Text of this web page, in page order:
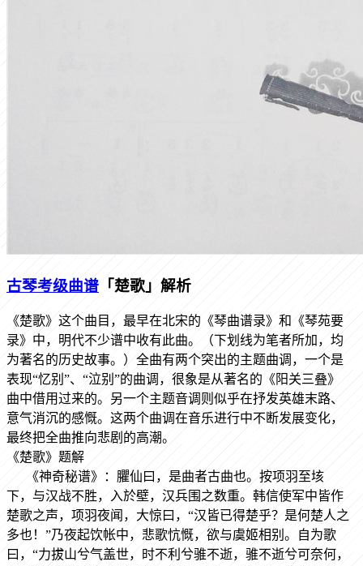
古琴考级曲谱 「楚歌」解析
《楚歌》这个曲目，最早在北宋的《琴曲谱录》和《琴苑要
录》中，明代不少谱中收有此曲。（下划线为笔者所加，均
为著名的历史故事。）全曲有两个突出的主题曲调，一个是
表现“忆别”、“泣别”的曲调，很象是从著名的《阳关三叠》
曲中借用过来的。另一个主题音调则似乎在抒发英雄末路、
意气消沉的感慨。这两个曲调在音乐进行中不断发展变化，
最终把全曲推向悲剧的高潮。
《楚歌》题解
《神奇秘谱》：臞仙曰，是曲者古曲也。按项羽至垓
下，与汉战不胜，入於壁，汉兵围之数重。韩信使军中皆作
楚歌之声，项羽夜闻，大惊曰，“汉皆已得楚乎？是何楚人之
多也！”乃夜起饮帐中，悲歌忼慨，欲与虞姬相别。自为歌
曰，“力拔山兮气盖世，时不利兮骓不逝，骓不逝兮可奈何，